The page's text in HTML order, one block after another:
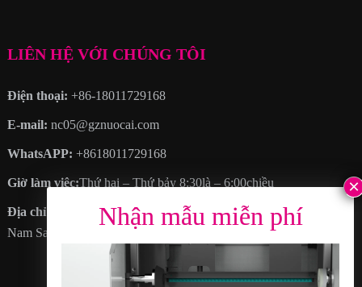
LIÊN HỆ VỚI CHÚNG TÔI
Điện thoại: +86-18011729168
E-mail: nc05@gznuocai.com
WhatsAPP: +8618011729168
Giờ làm việc:Thứ hai – Thứ bảy 8:30là – 6:00chiều
Địa chỉ: KHÔNG. 28, Đại lộ Hạo Cương, Thêm thị trấn, Quận
Nam Sa, thành phố Quảng Châu, Tỉnh Quảng Đông